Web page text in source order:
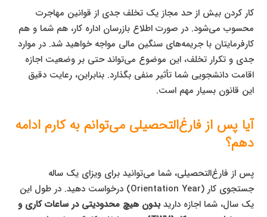
کار کردن بیش از حد مجاز یک تخلف جدی از قوانین مهاجرت
محسوب می‌شود. در صورت اطلاع بازرسان اداره کار، هم شما و هم
کارفرمایتان با جریمه‌های سنگین مالی مواجه خواهید شد. در موارد
جدی و تکرار تخلف، این موضوع می‌تواند حتی بر وضعیت اجازه
اقامت دانشجویی شما تأثیر منفی بگذارد. بنابراین، رعایت دقیق
این قانون بسیار مهم است.
آیا پس از فارغ‌التحصیلی می‌توانم به کارم ادامه
دهم؟
پس از فارغ‌التحصیلی، شما می‌توانید برای ویزای یک ساله
جستجوی کار (Orientation Year) درخواست دهید. در طول این
یک سال، شما اجازه داریدبدون هیچ محدودیتی در ساعات کاری و